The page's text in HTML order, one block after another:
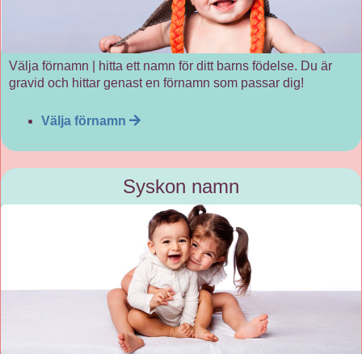
Välja förnamn | hitta ett namn för ditt barns födelse. Du är
gravid och hittar genast en förnamn som passar dig!
Välja förnamn
Syskon namn